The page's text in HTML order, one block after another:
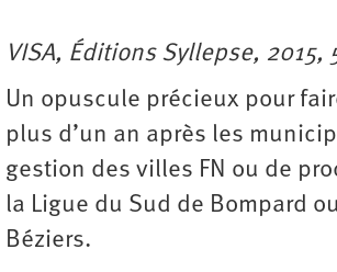
VISA, Éditions Syllepse, 2015,
Un opuscule précieux pour
plus d’un an après les
gestion des villes FN ou de
la Ligue du Sud de Bompard
Béziers.